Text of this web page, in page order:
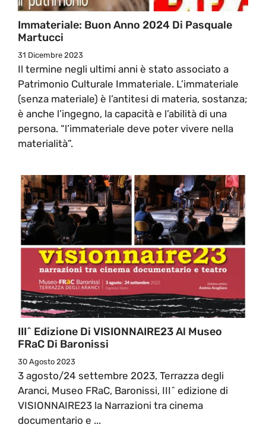
Immateriale: Buon Anno 2024 Di Pasquale
Martucci
31 Dicembre 2023
Il termine negli ultimi anni è stato associato a
Patrimonio Culturale Immateriale. L’immateriale
(senza materiale) è l’antitesi di materia, sostanza;
è anche l’ingegno, la capacità e l’abilità di una
persona. “l’immateriale deve poter vivere nella
materialità”.
III^ Edizione Di VISIONNAIRE23 Al Museo
FRaC Di Baronissi
30 Agosto 2023
3 agosto/24 settembre 2023, Terrazza degli
Aranci, Museo FRaC, Baronissi, III^ edizione di
VISIONNAIRE23 la Narrazioni tra cinema
documentario e ...